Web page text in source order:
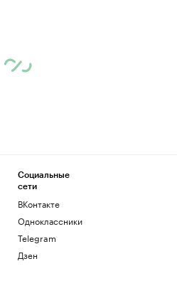
Социальные
сети
ВКонтакте
Одноклассники
Telegram
Дзен